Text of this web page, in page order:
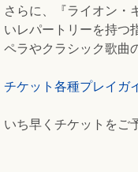
さらに、『ライオン・
いレパートリーを持つ
ペラやクラシック歌曲
チケット各種プレイガ
いち早くチケットをご